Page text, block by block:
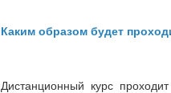
Каким образом будет
Дистанционный курс